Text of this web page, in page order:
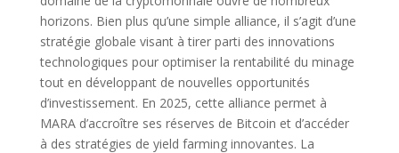
horizons. Bien plus qu’une simple alliance, il s’agit d’une
stratégie globale visant à tirer parti des innovations
technologiques pour optimiser la rentabilité du minage
tout en développant de nouvelles opportunités
d’investissement. En 2025, cette alliance permet à
MARA d’accroître ses réserves de Bitcoin et d’accéder
à des stratégies de yield farming innovantes. La